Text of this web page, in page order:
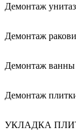
Демонтаж
Демонтаж
Демонтаж ванны
Демонтаж
УКЛАДКА